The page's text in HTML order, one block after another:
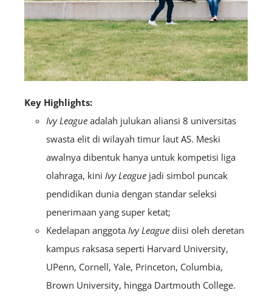
Key Highlights:
Ivy League adalah julukan aliansi 8 universitas
swasta elit di wilayah timur laut AS. Meski
awalnya dibentuk hanya untuk kompetisi liga
olahraga, kini Ivy League jadi simbol puncak
pendidikan dunia dengan standar seleksi
penerimaan yang super ketat;
Kedelapan anggota Ivy League diisi oleh deretan
kampus raksasa seperti Harvard University,
UPenn, Cornell, Yale, Princeton, Columbia,
Brown University, hingga Dartmouth College.